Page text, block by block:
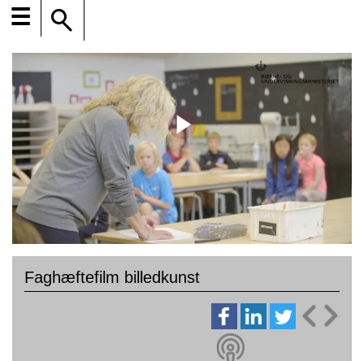
☰
Faghæftefilm billedkunst